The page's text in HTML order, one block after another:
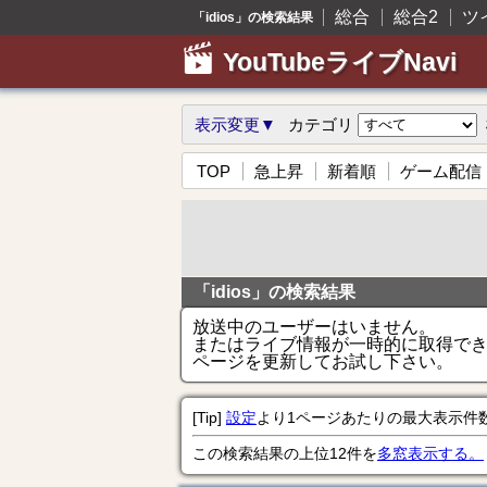
「idios」の検索結果 総合 総合2 ツ
YouTubeライブNavi
表示変更▼ カテゴリ
TOP 急上昇 新着順 ゲーム配信
「idios」の検索結果
放送中のユーザーはいません。
またはライブ情報が一時的に取得で
ページを更新してお試し下さい。
[Tip] 設定より1ページあたりの最大表示件
この検索結果の上位12件を多窓表示する。